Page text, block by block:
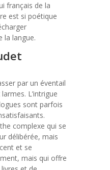
français de la
est si poétique
la langue.
par un éventail
L’intrigue
sont parfois
complexe qui se
délibérée, mais
et se
mais qui offre